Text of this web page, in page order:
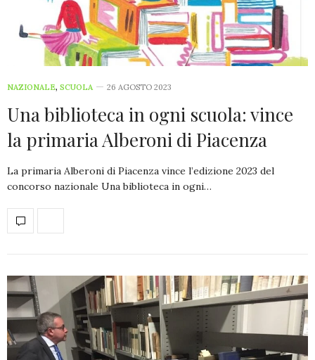
NAZIONALE, SCUOLA 26 AGOSTO 2023
Una biblioteca in ogni scuola: vince
la primaria Alberoni di Piacenza
La primaria Alberoni di Piacenza vince l’edizione 2023 del
concorso nazionale Una biblioteca in ogni…